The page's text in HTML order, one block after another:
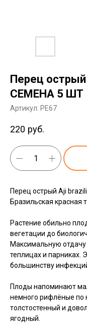
Перец острый
СЕМЕНА 5 ШТ
Артикул: PE67
220 руб.
Перец острый Aji
Бразильская красная
Растение обильно
вегетации до
Максимальную
теплицах и парниках.
большинству
Плоды напоминают
немного рифлёные по
толстостенный и
ягодный.